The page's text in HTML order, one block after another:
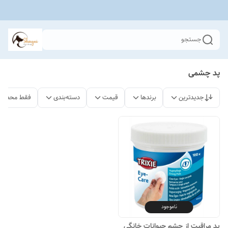
جستجو
پد چشمی
جدیدترین برندها قیمت دسته‌بندی فقط
ناموجود